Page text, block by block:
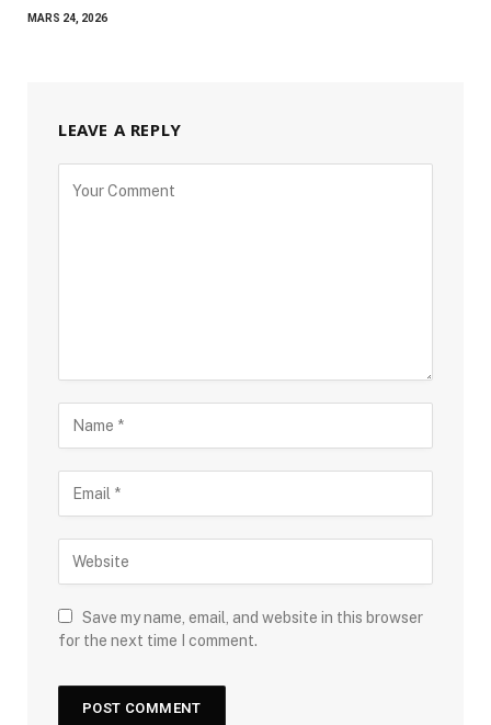
MARS 24, 2026
LEAVE A REPLY
Save my name, email, and website in this browser
for the next time I comment.